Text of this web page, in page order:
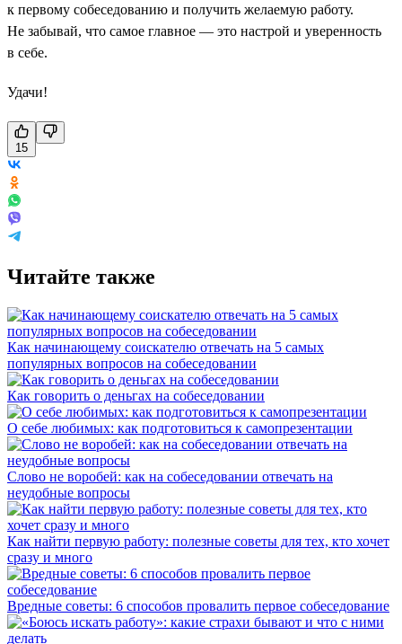
к первому собеседованию и получить желаемую работу.
Не забывай, что самое главное — это настрой и уверенность
в себе.
Удачи!
15
Читайте также
Как начинающему соискателю отвечать на 5 самых
популярных вопросов на собеседовании
Как говорить о деньгах на собеседовании
О себе любимых: как подготовиться к самопрезентации
Слово не воробей: как на собеседовании отвечать на
неудобные вопросы
Как найти первую работу: полезные советы для тех, кто хочет
сразу и много
Вредные советы: 6 способов провалить первое собеседование